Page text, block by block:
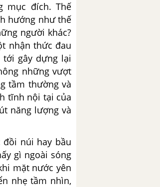
mục đích. Thế
hướng như thế
người khác?
nhận thức đau
gây dựng lại
những vượt
tầm thường và
tĩnh nội tại của
năng lượng và
đồi núi hay bầu
gì ngoài sóng
mặt nước yên
nhẹ tầm nhìn,